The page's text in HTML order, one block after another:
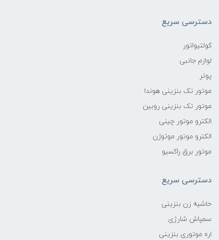
دسترسی سریع
کولتیواتور
لوازم جانبی
پوتر
موتور تک بنزینی هوندا
موتور تک بنزینی روبین
الکترو موتور چینی
الکترو موتور موتوژن
موتور برق راکسیو
دسترسی سریع
حاشیه زن بنزینی
سمپاش شارژی
اره موتوری بنزینی